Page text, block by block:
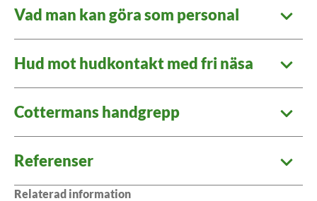
Vad man kan göra som personal
Hud mot hudkontakt med fri näsa
Cottermans handgrepp
Referenser
Relaterad information